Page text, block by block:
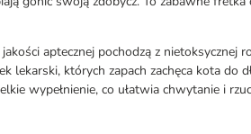
aptecznej pochodzą z nietoksycznej
lekarski, których zapach zachęca kota do
wypełnienie, co ułatwia chwytanie i